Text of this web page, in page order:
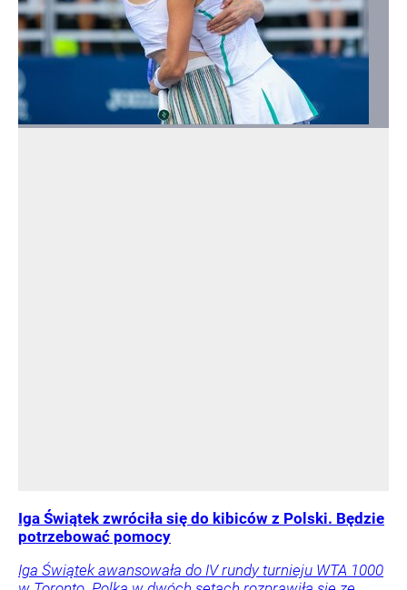
Iga Świątek zwróciła się do kibiców z Polski. Będzie
potrzebować pomocy
Iga Świątek awansowała do IV rundy turnieju WTA 1000